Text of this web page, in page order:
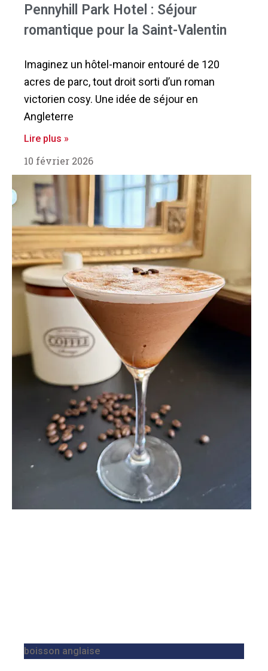
Pennyhill Park Hotel : Séjour
romantique pour la Saint-Valentin
Imaginez un hôtel-manoir entouré de 120
acres de parc, tout droit sorti d’un roman
victorien cosy. Une idée de séjour en
Angleterre
Lire plus »
10 février 2026
boisson anglaise